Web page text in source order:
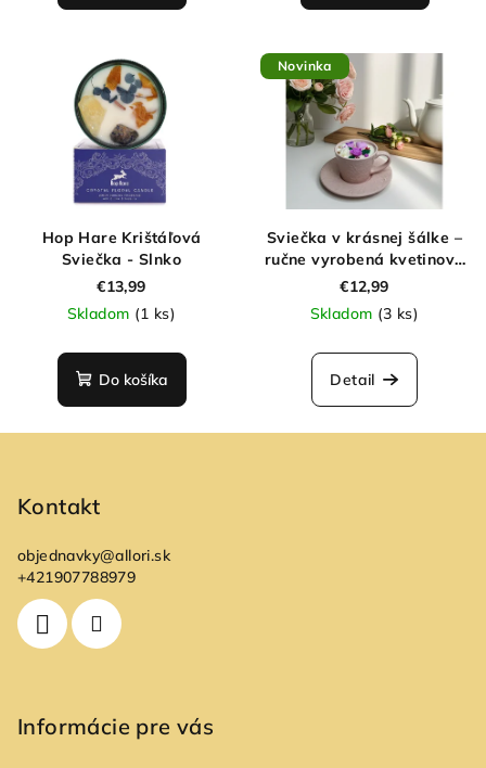
Hop Hare Krištáľová
Sviečka - Slnko
€13,99
Skladom (1 ks)
Do košíka
Novinka
Sviečka v krásnej šálke –
ručne vyrobená kvetinová
sviečka 200 ml
€12,99
Skladom (3 ks)
Detail
Kontakt
objednavky@allori.sk
+421907788979
Informácie pre vás